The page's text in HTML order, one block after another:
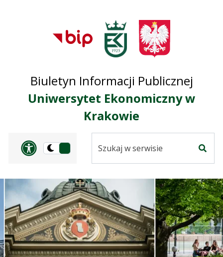
Przejdź do
głównego menu
Przejdź do treści
Przejdź do mapy
serwisu
Biuletyn Informacji Publicznej
Uniwersytet Ekonomiczny w
Krakowie
Panel dostosowania
Przełącz
ciemną
serwisie